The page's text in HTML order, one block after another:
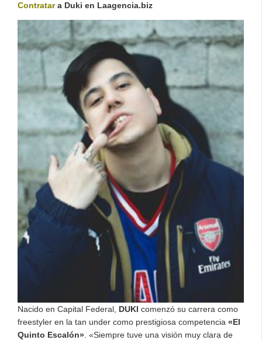
Contratara Duki en Laagencia.biz
Nacido en Capital Federal, DUKI comenzó su carrera como
freestyler en la tan under como prestigiosa competencia «El
Quinto Escalón» . «Siempre tuve una visión muy clara de